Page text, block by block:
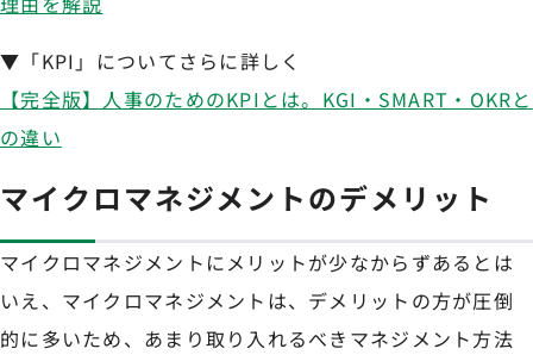
▼「KPI」についてさらに詳しく
【完全版】人事のためのKPIとは。KGI・SMART・OKRと
の違い
マイクロマネジメントのデメリット
マイクロマネジメントにメリットが少なからずあるとは
いえ、マイクロマネジメントは、デメリットの方が圧倒
的に多いため、あまり取り入れるべきマネジメント方法